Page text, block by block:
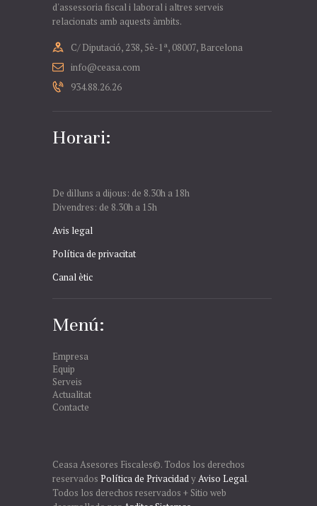
d'assessoria fiscal i laboral i altres serveis
relacionats amb aquests àmbits.
C/ Diputació, 238, 5è-1ª, 08007, Barcelona
info@ceasa.com
934.88.26.26
Horari:
De dilluns a dijous: de 8.30h a 18h
Divendres: de 8.30h a 15h
Avis legal
Política de privacitat
Canal ètic
Menú:
Empresa
Equip
Serveis
Actualitat
Contacte
Ceasa Asesores Fiscales©. Todos los derechos
reservados Política de PrivacidadyAviso Legal.
Todos los derechos reservados + Sitio web